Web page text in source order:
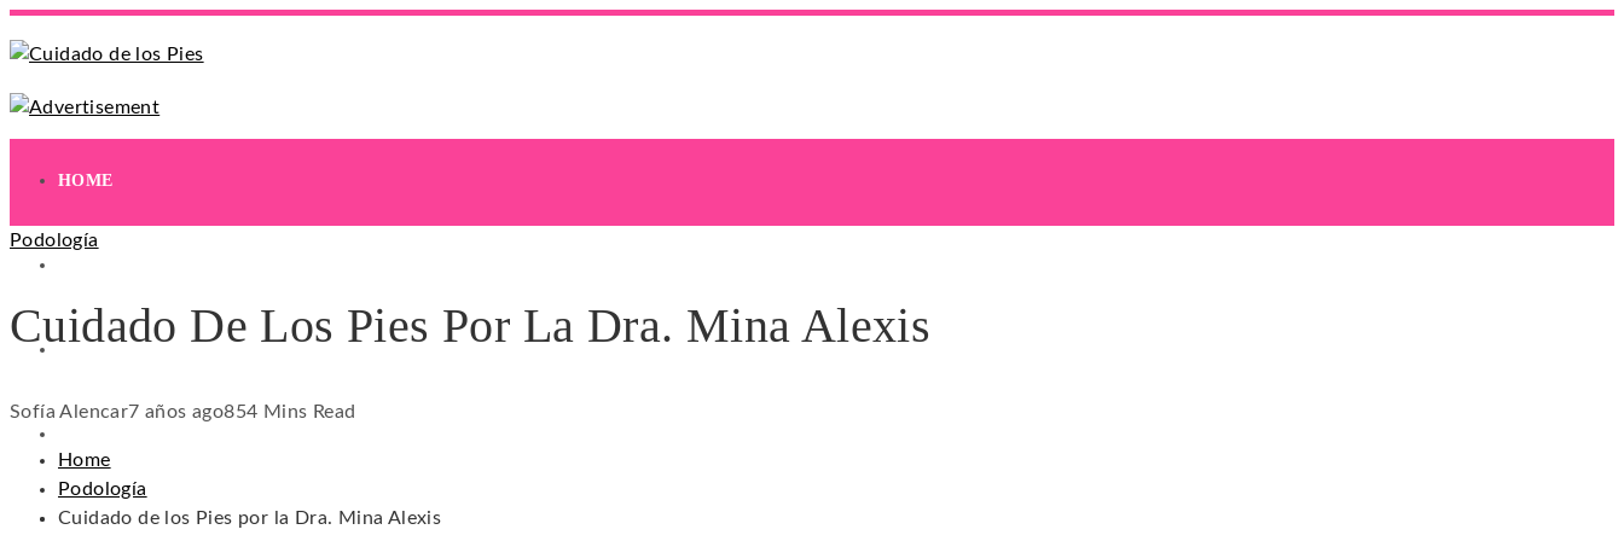
HOME
REMEDIOS NATURALES
Podología
Cuidado De Los Pies Por La Dra. Mina Alexis
Sofía Alencar7 años ago854 Mins Read
Home
Podología
Cuidado de los Pies por la Dra. Mina Alexis